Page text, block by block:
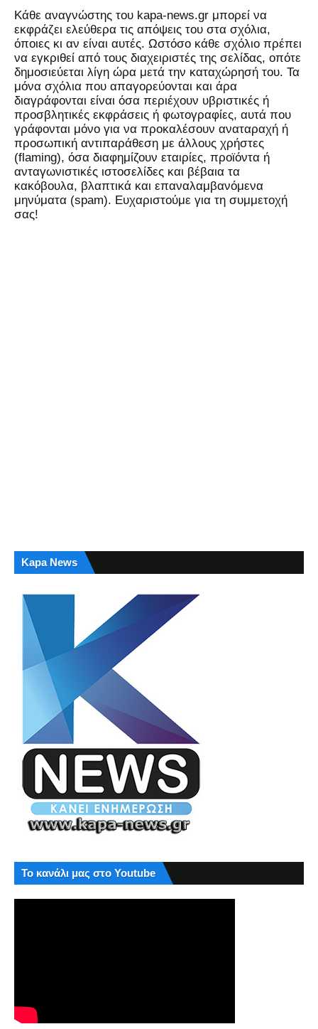
Kάθε αναγνώστης του kapa-news.gr μπορεί να
εκφράζει ελεύθερα τις απόψεις του στα σχόλια,
όποιες κι αν είναι αυτές. Ωστόσο κάθε σχόλιο πρέπει
να εγκριθεί από τους διαχειριστές της σελίδας, οπότε
δημοσιεύεται λίγη ώρα μετά την καταχώρησή του. Τα
μόνα σχόλια που απαγορεύονται και άρα
διαγράφονται είναι όσα περιέχουν υβριστικές ή
προσβλητικές εκφράσεις ή φωτογραφίες, αυτά που
γράφονται μόνο για να προκαλέσουν αναταραχή ή
προσωπική αντιπαράθεση με άλλους χρήστες
(flaming), όσα διαφημίζουν εταιρίες, προϊόντα ή
ανταγωνιστικές ιστοσελίδες και βέβαια τα
κακόβουλα, βλαπτικά και επαναλαμβανόμενα
μηνύματα (spam). Ευχαριστούμε για τη συμμετοχή
σας!
Kapa News
Το κανάλι μας στο Youtube